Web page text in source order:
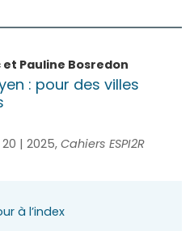
et Pauline Bosredon
: pour des villes
20 | 2025,Cahiers ESPI2R
à l’index